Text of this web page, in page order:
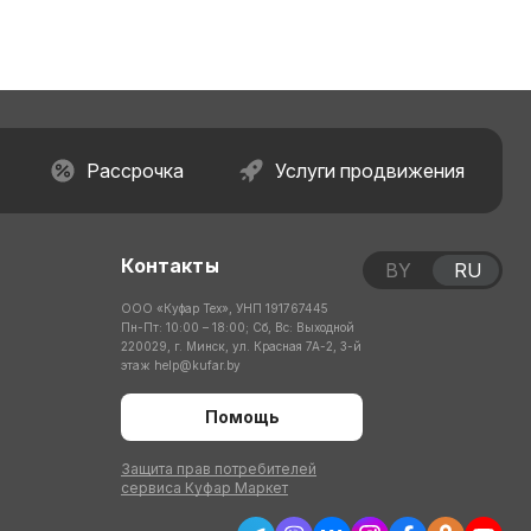
Рассрочка Услуги продвижения
Контакты
ООО «Куфар Тех», УНП 191767445
Пн-Пт: 10:00 – 18:00; Сб, Вс: Выходной
220029, г. Минск, ул. Красная 7А-2, 3-й
этаж help@kufar.by
Помощь
Защита прав потребителей
сервиса Куфар Маркет
BY RU